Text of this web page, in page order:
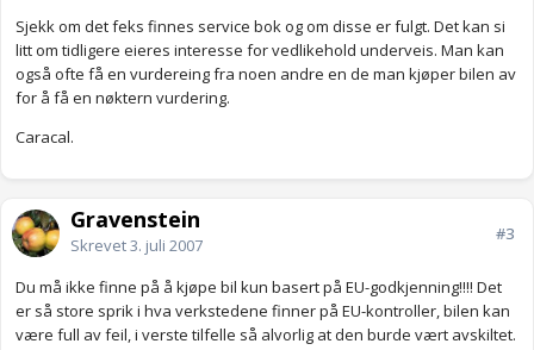
Sjekk om det feks finnes service bok og om disse er fulgt. Det kan si
litt om tidligere eieres interesse for vedlikehold underveis. Man kan
også ofte få en vurdereing fra noen andre en de man kjøper bilen av
for å få en nøktern vurdering.
Caracal.
Gravenstein
Skrevet3. juli 2007
#3
Du må ikke finne på å kjøpe bil kun basert på EU-godkjenning!!!! Det
er så store sprik i hva verkstedene finner på EU-kontroller, bilen kan
være full av feil, i verste tilfelle så alvorlig at den burde vært avskiltet.